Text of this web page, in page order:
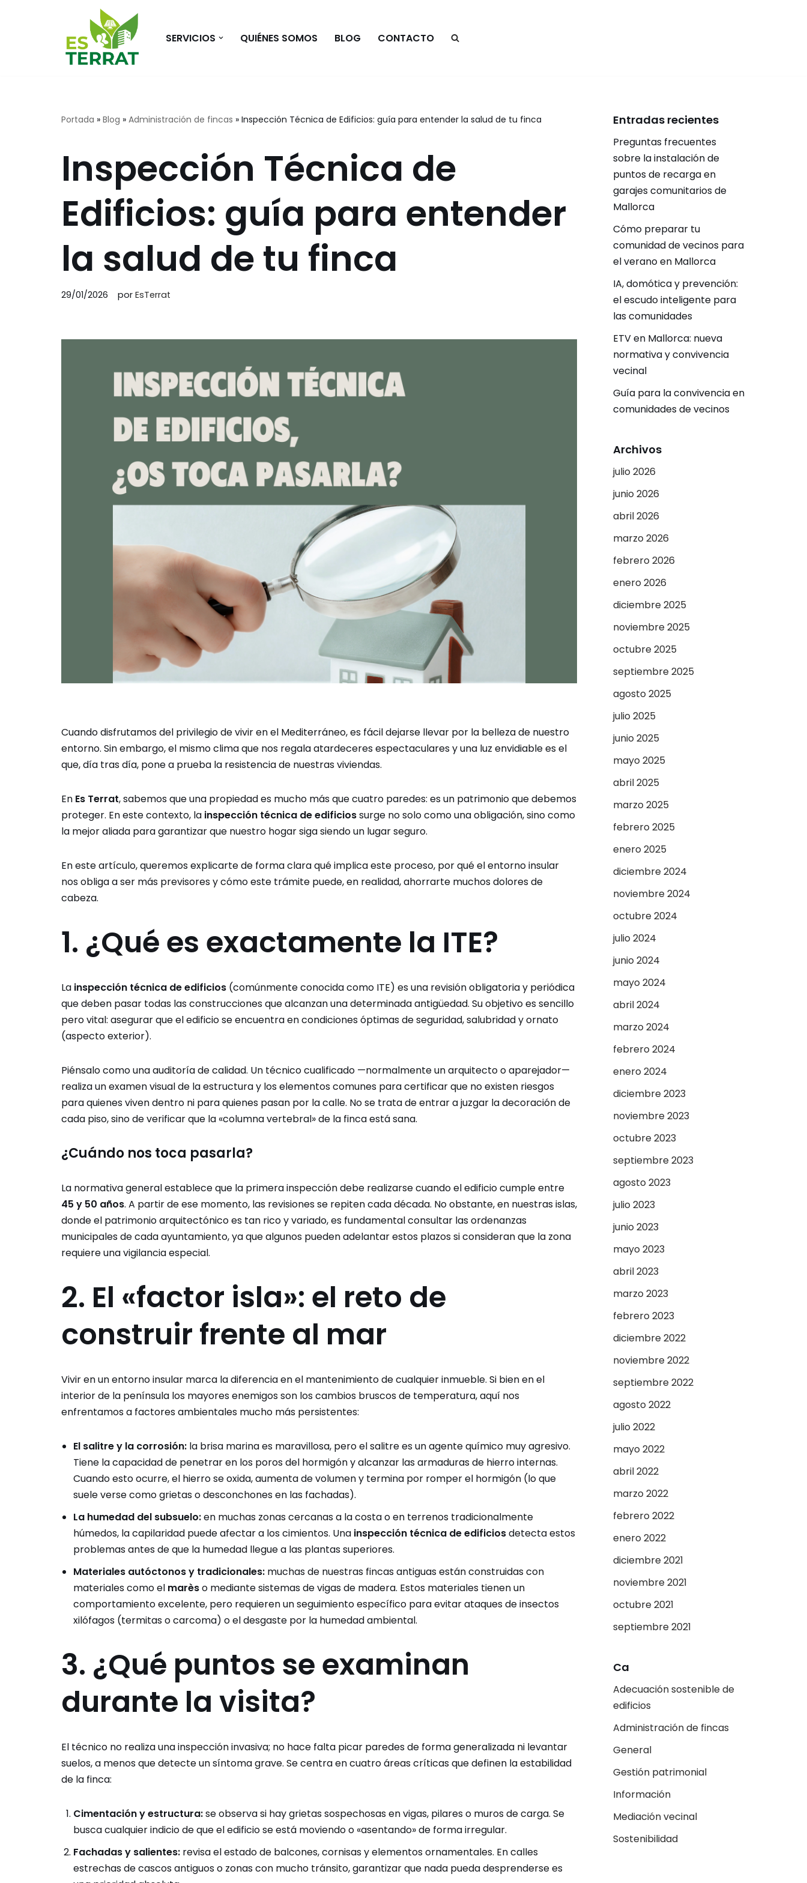
SERVICIOS QUIÉNES SOMOS BLOG CONTACTO
Portada » Blog » Administración de fincas » Inspección Técnica de Edificios: guía para entender la salud de tu finca
Inspección Técnica de
Edificios: guía para entender
la salud de tu finca
29/01/2026 por EsTerrat
Cuando disfrutamos del privilegio de vivir en el Mediterráneo, es fácil dejarse llevar por la belleza de nuestro
entorno. Sin embargo, el mismo clima que nos regala atardeceres espectaculares y una luz envidiable es el
que, día tras día, pone a prueba la resistencia de nuestras viviendas.
En Es Terrat, sabemos que una propiedad es mucho más que cuatro paredes: es un patrimonio que debemos
proteger. En este contexto, la inspección técnica de edificiossurge no solo como una obligación, sino como
la mejor aliada para garantizar que nuestro hogar siga siendo un lugar seguro.
En este artículo, queremos explicarte de forma clara qué implica este proceso, por qué el entorno insular
nos obliga a ser más previsores y cómo este trámite puede, en realidad, ahorrarte muchos dolores de
cabeza.
1. ¿Qué es exactamente la ITE?
La inspección técnica de edificios (comúnmente conocida como ITE) es una revisión obligatoria y periódica
que deben pasar todas las construcciones que alcanzan una determinada antigüedad. Su objetivo es sencillo
pero vital: asegurar que el edificio se encuentra en condiciones óptimas de seguridad, salubridad y ornato
(aspecto exterior).
Piénsalo como una auditoría de calidad. Un técnico cualificado —normalmente un arquitecto o aparejador—
realiza un examen visual de la estructura y los elementos comunes para certificar que no existen riesgos
para quienes viven dentro ni para quienes pasan por la calle. No se trata de entrar a juzgar la decoración de
cada piso, sino de verificar que la «columna vertebral» de la finca está sana.
¿Cuándo nos toca pasarla?
La normativa general establece que la primera inspección debe realizarse cuando el edificio cumple entre
45 y 50 años. A partir de ese momento, las revisiones se repiten cada década. No obstante, en nuestras islas,
donde el patrimonio arquitectónico es tan rico y variado, es fundamental consultar las ordenanzas
municipales de cada ayuntamiento, ya que algunos pueden adelantar estos plazos si consideran que la zona
requiere una vigilancia especial.
2. El «factor isla»: el reto de
construir frente al mar
Vivir en un entorno insular marca la diferencia en el mantenimiento de cualquier inmueble. Si bien en el
interior de la península los mayores enemigos son los cambios bruscos de temperatura, aquí nos
enfrentamos a factores ambientales mucho más persistentes:
El salitre y la corrosión: la brisa marina es maravillosa, pero el salitre es un agente químico muy agresivo.
Tiene la capacidad de penetrar en los poros del hormigón y alcanzar las armaduras de hierro internas.
Cuando esto ocurre, el hierro se oxida, aumenta de volumen y termina por romper el hormigón (lo que
suele verse como grietas o desconchones en las fachadas).
La humedad del subsuelo:en muchas zonas cercanas a la costa o en terrenos tradicionalmente
húmedos, la capilaridad puede afectar a los cimientos. Una inspección técnica de edificiosdetecta estos
problemas antes de que la humedad llegue a las plantas superiores.
Materiales autóctonos y tradicionales: muchas de nuestras fincas antiguas están construidas con
materiales como el marèso mediante sistemas de vigas de madera. Estos materiales tienen un
comportamiento excelente, pero requieren un seguimiento específico para evitar ataques de insectos
xilófagos (termitas o carcoma) o el desgaste por la humedad ambiental.
3. ¿Qué puntos se examinan
durante la visita?
El técnico no realiza una inspección invasiva; no hace falta picar paredes de forma generalizada ni levantar
suelos, a menos que detecte un síntoma grave. Se centra en cuatro áreas críticas que definen la estabilidad
de la finca:
Cimentación y estructura:se observa si hay grietas sospechosas en vigas, pilares o muros de carga. Se
busca cualquier indicio de que el edificio se está moviendo o «asentando» de forma irregular.
Fachadas y salientes: revisa el estado de balcones, cornisas y elementos ornamentales. En calles
estrechas de cascos antiguos o zonas con mucho tránsito, garantizar que nada pueda desprenderse es
Entradas recientes
Preguntas frecuentes
sobre la instalación de
puntos de recarga en
garajes comunitarios de
Mallorca
Cómo preparar tu
comunidad de vecinos para
el verano en Mallorca
IA, domótica y prevención:
el escudo inteligente para
las comunidades
ETV en Mallorca: nueva
normativa y convivencia
vecinal
Guía para la convivencia en
comunidades de vecinos
Archivos
julio 2026
junio 2026
abril 2026
marzo 2026
febrero 2026
enero 2026
diciembre 2025
noviembre 2025
octubre 2025
septiembre 2025
agosto 2025
julio 2025
junio 2025
mayo 2025
abril 2025
marzo 2025
febrero 2025
enero 2025
diciembre 2024
noviembre 2024
octubre 2024
julio 2024
junio 2024
mayo 2024
abril 2024
marzo 2024
febrero 2024
enero 2024
diciembre 2023
noviembre 2023
octubre 2023
septiembre 2023
agosto 2023
julio 2023
junio 2023
mayo 2023
abril 2023
marzo 2023
febrero 2023
diciembre 2022
noviembre 2022
septiembre 2022
agosto 2022
julio 2022
mayo 2022
abril 2022
marzo 2022
febrero 2022
enero 2022
diciembre 2021
noviembre 2021
octubre 2021
septiembre 2021
Ca
Adecuación sostenible de
edificios
Administración de fincas
General
Gestión patrimonial
Información
Mediación vecinal
Sostenibilidad